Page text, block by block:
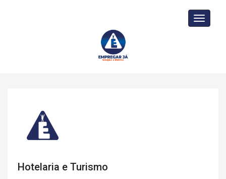
Toggle
Hotelaria e Turismo